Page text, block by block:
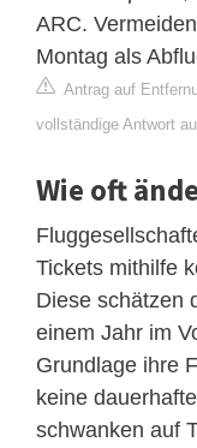
ARC.
Montag als
Antrag auf
vollständige Antwort
Wie oft
Tickets mithilfe
Diese schätzen
einem Jahr im
Grundlage ihre
keine
schwanken auf